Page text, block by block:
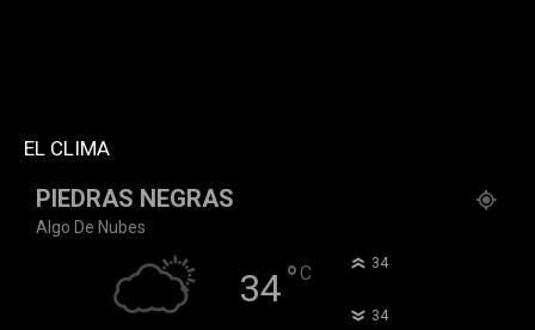
EL CLIMA
PIEDRAS NEGRAS
Algo De Nubes
34°C 34°
34°